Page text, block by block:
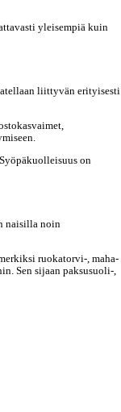
yleisempiä kuin
liittyvän erityisesti
on
naisilla noin
ruokatorvi-, maha-
Sen sijaan paksusuoli-,